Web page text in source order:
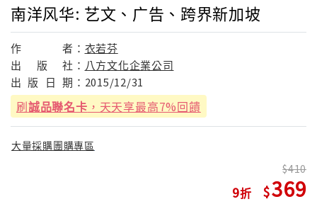
南洋风华: 艺文、广告、跨界新加坡
作 者： 衣若芬
出
版 社： 八方文化企業公司
出 版 日 期： 2015/12/31
刷誠品聯名卡 ，天天享最高7%回饋
大量採購團購專區
9
410
369